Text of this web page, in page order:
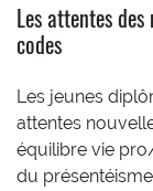
Les attentes
codes
Les jeunes
attentes
équilibre vie
du